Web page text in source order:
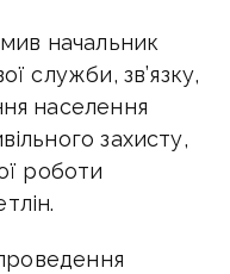
начальник
служби, зв’язку,
населення
захисту,
роботи